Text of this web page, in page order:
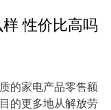
性价比高吗
的家电产品零售额
的更多地从解放劳